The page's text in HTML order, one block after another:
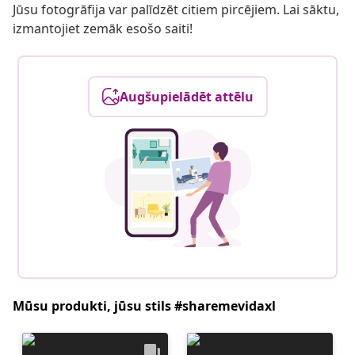
Jūsu fotogrāfija var palīdzēt citiem pircējiem. Lai sāktu,
izmantojiet zemāk esošo saiti!
Augšupielādēt attēlu
Mūsu produkti, jūsu stils #sharemevidaxl